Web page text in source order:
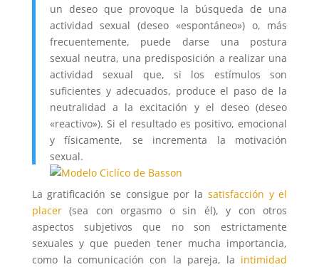
un deseo que provoque la búsqueda de una
actividad sexual (deseo «espontáneo») o, más
frecuentemente, puede darse una postura
sexual neutra, una predisposición a realizar una
actividad sexual que, si los estímulos son
suficientes y adecuados, produce el paso de la
neutralidad a la excitación y el deseo (deseo
«reactivo»). Si el resultado es positivo, emocional
y físicamente, se incrementa la motivación
sexual.
La gratificación se consigue por la satisfacción y el
placer(sea con orgasmo o sin él), y con otros
aspectos subjetivos que no son estrictamente
sexuales y que pueden tener mucha importancia,
como la comunicación con la pareja, la intimidad